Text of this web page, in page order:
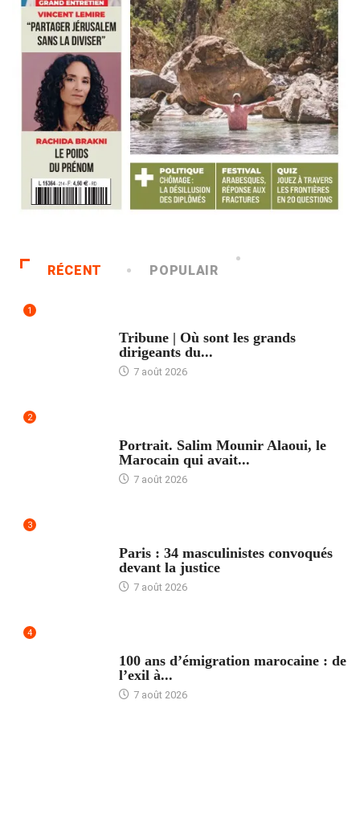
RÉCENT POPULAIR
1
Tribune | Où sont les grands
dirigeants du...
7 août 2026
2
Portrait. Salim Mounir Alaoui, le
Marocain qui avait...
7 août 2026
3
Paris : 34 masculinistes convoqués
devant la justice
7 août 2026
4
100 ans d’émigration marocaine : de
l’exil à...
7 août 2026